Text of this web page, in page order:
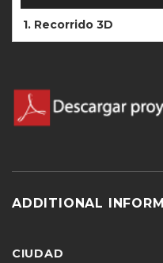
1. Recorrido 3D
ADDITIONAL
CIUDAD